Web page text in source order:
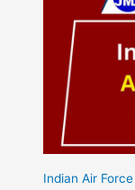
Indian Air